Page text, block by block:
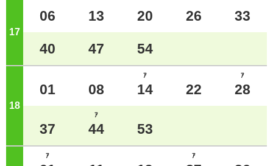
17 ジ
06 13 20 26 33
40 47 54
18 ジ
01 08
ｱ
14 22
ｱ
28
37
ｱ
44 53
ｱ ｱ